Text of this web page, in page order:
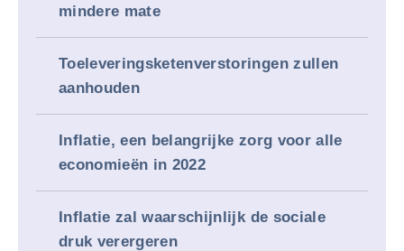
mindere mate
Toeleveringsketenverstoringen zullen
aanhouden
Inflatie, een belangrijke zorg voor alle
economieën in 2022
Inflatie zal waarschijnlijk de sociale
druk verergeren